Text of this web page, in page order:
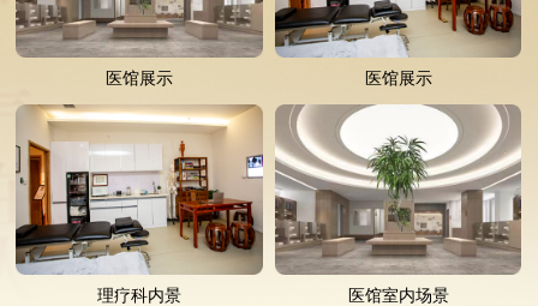
医馆展示 医馆展示
理疗科内景 医馆室内场景